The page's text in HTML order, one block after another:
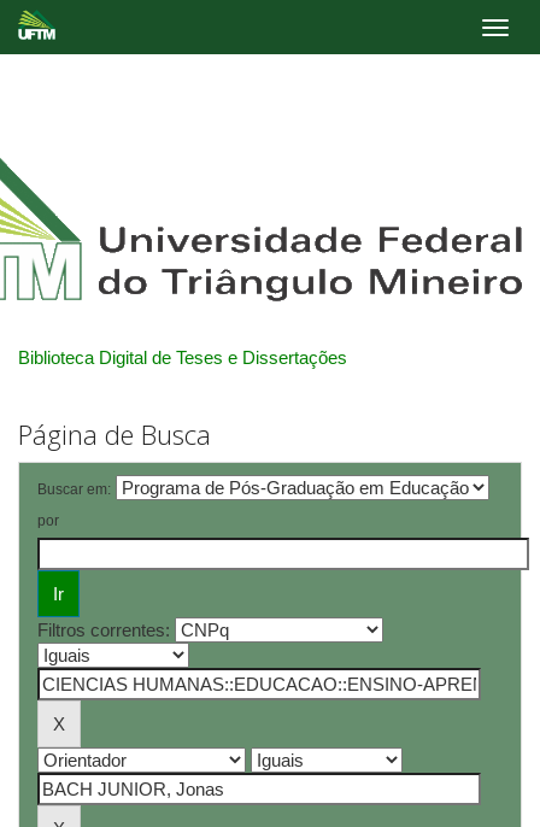
Biblioteca Digital de Teses e Dissertações
Página de Busca
Buscar em:
por
Filtros correntes: